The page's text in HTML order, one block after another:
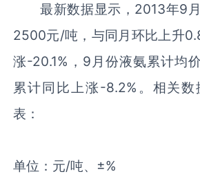
最新数据显示，2013年9
2500元/吨，与同月环比上升
涨-20.1%，9月份液氨累计均
累计同比上涨-8.2%。相关
表：
单位：元/吨、±%